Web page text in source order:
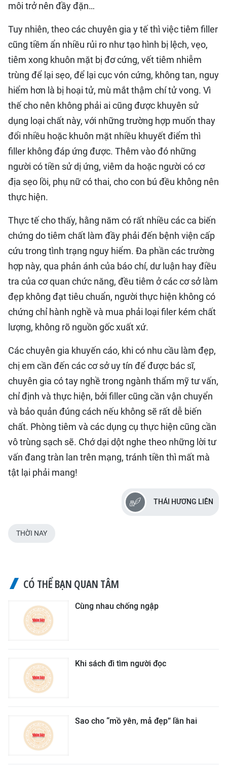
môi trở nên đầy đặn…
Tuy nhiên, theo các chuyên gia y tế thì việc tiêm filler
cũng tiềm ẩn nhiều rủi ro như tạo hình bị lệch, vẹo,
tiêm xong khuôn mặt bị đơ cứng, vết tiêm nhiễm
trùng để lại sẹo, để lại cục vón cứng, không tan, nguy
hiểm hơn là bị hoại tử, mù mắt thậm chí tử vong. Vì
thế cho nên không phải ai cũng được khuyên sử
dụng loại chất này, với những trường hợp muốn thay
đổi nhiều hoặc khuôn mặt nhiều khuyết điểm thì
filler không đáp ứng được. Thêm vào đó những
người có tiền sử dị ứng, viêm da hoặc người có cơ
địa sẹo lồi, phụ nữ có thai, cho con bú đều không nên
thực hiện.
Thực tế cho thấy, hằng năm có rất nhiều các ca biến
chứng do tiêm chất làm đầy phải đến bệnh viện cấp
cứu trong tình trạng nguy hiểm. Đa phần các trường
hợp này, qua phản ánh của báo chí, dư luận hay điều
tra của cơ quan chức năng, đều tiêm ở các cơ sở làm
đẹp không đạt tiêu chuẩn, người thực hiện không có
chứng chỉ hành nghề và mua phải loại filer kém chất
lượng, không rõ nguồn gốc xuất xứ.
Các chuyên gia khuyến cáo, khi có nhu cầu làm đẹp,
chị em cần đến các cơ sở uy tín để được bác sĩ,
chuyên gia có tay nghề trong ngành thẩm mỹ tư vấn,
chỉ định và thực hiện, bởi filler cũng cần vận chuyển
và bảo quản đúng cách nếu không sẽ rất dễ biến
chất. Phòng tiêm và các dụng cụ thực hiện cũng cần
vô trùng sạch sẽ. Chớ dại dột nghe theo những lời tư
vấn đang tràn lan trên mạng, tránh tiền thì mất mà
tật lại phải mang!
THÁI HƯƠNG LIÊN
THỜI NAY
CÓ THỂ BẠN QUAN TÂM
Cùng nhau chống ngập
Khi sách đi tìm người đọc
Sao cho “mồ yên, mả đẹp” lần hai